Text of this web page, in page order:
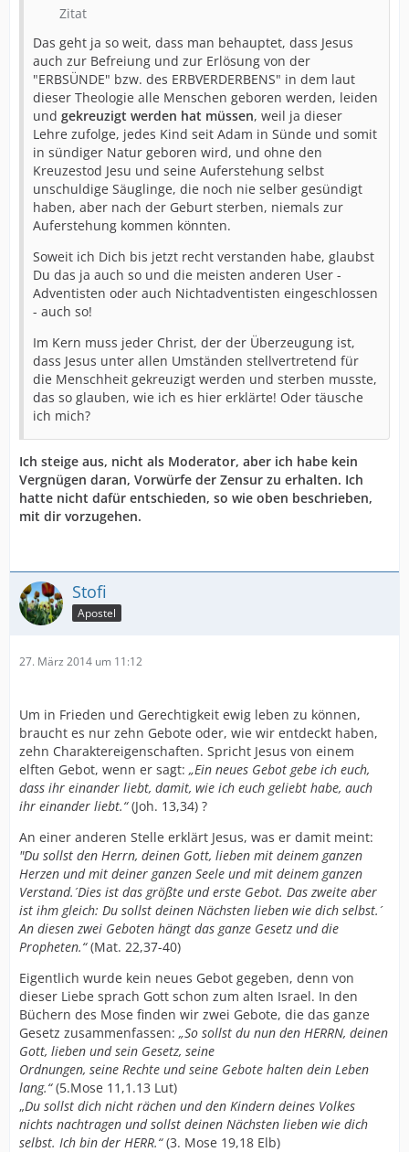
In großer Verwunderung,
Zitat
Das geht ja so weit, dass man behauptet, dass Jesus
auch zur Befreiung und zur Erlösung von der
"ERBSÜNDE" bzw. des ERBVERDERBENS" in dem laut
dieser Theologie alle Menschen geboren werden, leiden
und gekreuzigt werden hat müssen, weil ja dieser
Lehre zufolge, jedes Kind seit Adam in Sünde und somit
in sündiger Natur geboren wird, und ohne den
Kreuzestod Jesu und seine Auferstehung selbst
unschuldige Säuglinge, die noch nie selber gesündigt
haben, aber nach der Geburt sterben, niemals zur
Auferstehung kommen könnten.
Soweit ich Dich bis jetzt recht verstanden habe, glaubst
Du das ja auch so und die meisten anderen User -
Adventisten oder auch Nichtadventisten eingeschlossen
- auch so!
Im Kern muss jeder Christ, der der Überzeugung ist,
dass Jesus unter allen Umständen stellvertretend für
die Menschheit gekreuzigt werden und sterben musste,
das so glauben, wie ich es hier erklärte! Oder täusche
ich mich?
Ich steige aus, nicht als Moderator, aber ich habe kein
Vergnügen daran, Vorwürfe der Zensur zu erhalten. Ich
hatte nicht dafür entschieden, so wie oben beschrieben,
mit dir vorzugehen.
Stofi
Apostel
27. März 2014 um 11:12
Um in Frieden und Gerechtigkeit ewig leben zu können,
braucht es nur zehn Gebote oder, wie wir entdeckt haben,
zehn Charaktereigenschaften. Spricht Jesus von einem
elften Gebot, wenn er sagt: „Ein neues Gebot gebe ich euch,
dass ihr einander liebt, damit, wie ich euch geliebt habe, auch
ihr einander liebt.“(Joh. 13,34) ?
An einer anderen Stelle erklärt Jesus, was er damit meint:
"´Du sollst den Herrn, deinen Gott, lieben mit deinem ganzen
Herzen und mit deiner ganzen Seele und mit deinem ganzen
Verstand.´ Dies ist das größte und erste Gebot. Das zweite aber
ist ihm gleich: ´Du sollst deinen Nächsten lieben wie dich selbst.´
An diesen zwei Geboten hängt das ganze Gesetz und die
Propheten.“(Mat. 22,37-40)
Eigentlich wurde kein neues Gebot gegeben, denn von
dieser Liebe sprach Gott schon zum alten Israel. In den
Büchern des Mose finden wir zwei Gebote, die das ganze
Gesetz zusammenfassen: „So sollst du nun den HERRN, deinen
Gott, lieben und sein Gesetz, seine
Ordnungen, seine Rechte und seine Gebote halten dein Leben
lang.“(5.Mose 11,1.13 Lut)
„Du sollst dich nicht rächen und den Kindern deines Volkes
nichts nachtragen und sollst deinen Nächsten lieben wie dich
selbst. Ich bin der HERR.“(3. Mose 19,18 Elb)